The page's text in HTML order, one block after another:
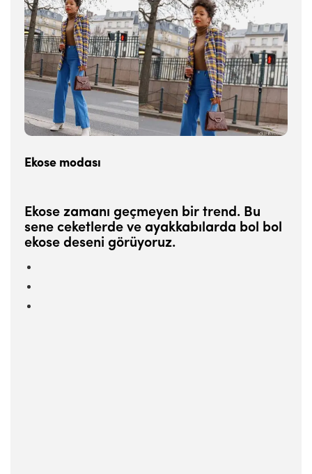
Ekose modası
Ekose zamanı geçmeyen bir trend. Bu
sene ceketlerde ve ayakkabılarda bol bol
ekose deseni görüyoruz.